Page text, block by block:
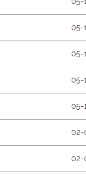
05-
05-
05-
05-
02-
02-